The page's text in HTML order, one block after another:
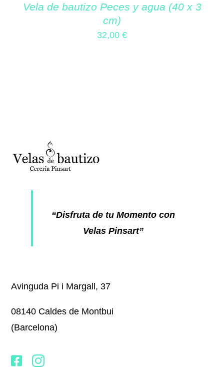
Vela de bautizo Peces y agua (40 x 3
cm)
32,00 €
“Disfruta de tu Momento con
Velas Pinsart”
Avinguda Pi i Margall, 37
08140 Caldes de Montbui
(Barcelona)